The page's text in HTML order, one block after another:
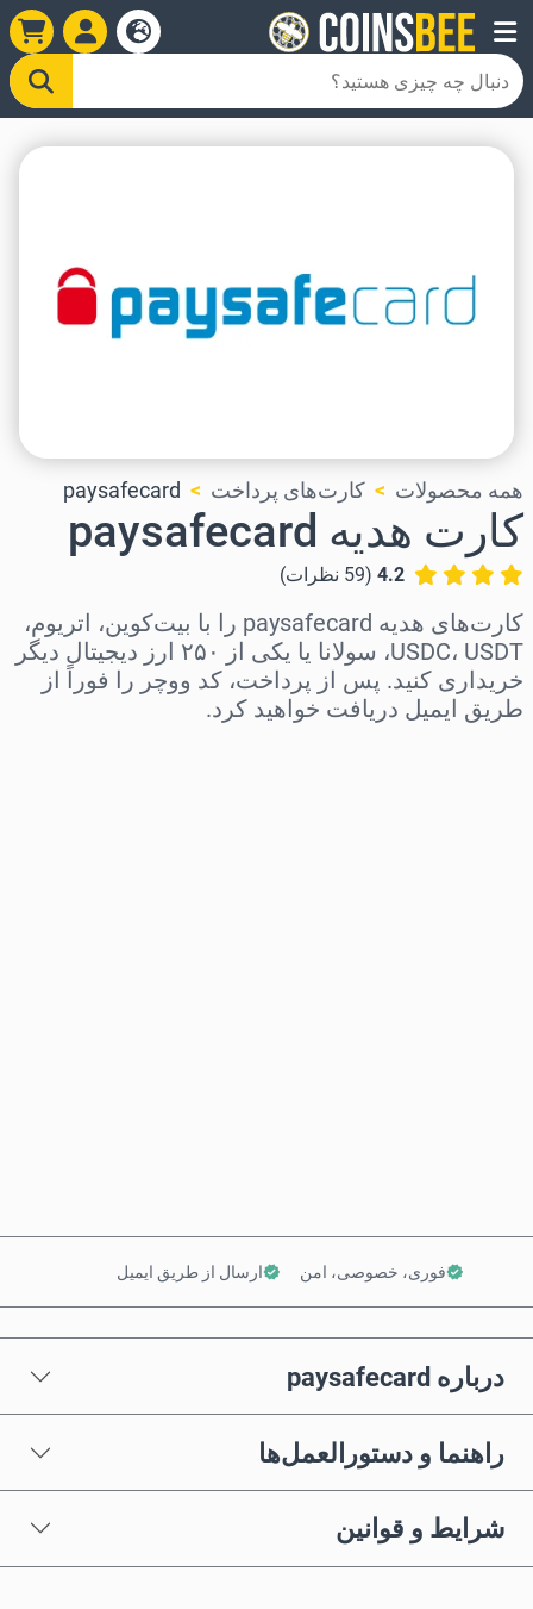
همه محصولات کارت‌های پرداخت paysafecard
کارت هدیه paysafecard
4.2
(
59 نظرات)
کارت‌های هدیه paysafecard را با بیت‌کوین، اتریوم،
USDC، USDT، سولانا یا یکی از ۲۵۰ ارز دیجیتال دیگر
خریداری کنید. پس از پرداخت، کد ووچر را فوراً از
طریق ایمیل دریافت خواهید کرد.
فوری، خصوصی، امن ارسال از طریق ایمیل
درباره paysafecard
راهنما و دستورالعمل‌ها
شرایط و قوانین